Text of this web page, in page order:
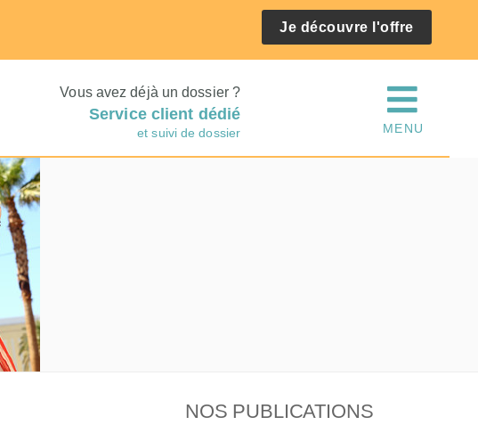
Je découvre l'offre
Vous avez déjà un dossier ?
Service client dédié
et suivi de dossier MENU
Nos publications